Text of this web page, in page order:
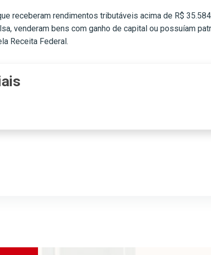
receberam rendimentos tributáveis acima de R$
venderam bens com ganho de capital ou possuíam
Receita Federal.